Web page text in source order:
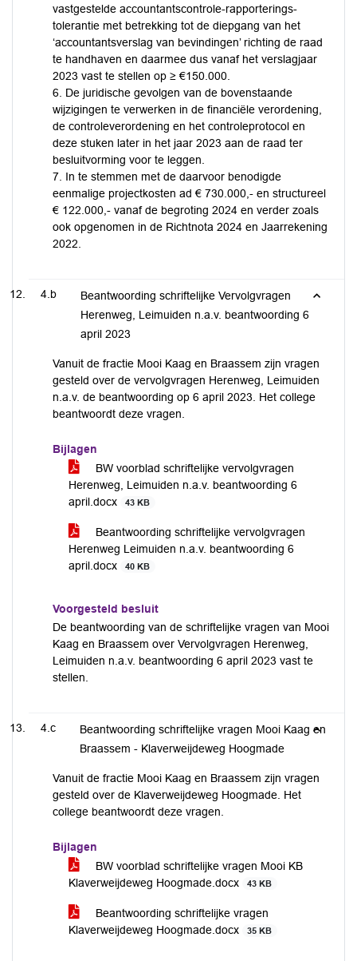
vastgestelde accountantscontrole-rapporterings­
tolerantie met betrekking tot de diepgang van het
‘accountantsverslag van bevindingen’ richting de raad
te handhaven en daarmee dus vanaf het verslagjaar
2023 vast te stellen op ≥ €150.000.
6. De juridische gevolgen van de bovenstaande
wijzigingen te verwerken in de financiële verordening,
de controleverordening en het controleprotocol en
deze stuken later in het jaar 2023 aan de raad ter
besluitvorming voor te leggen.
7. In te stemmen met de daarvoor benodigde
eenmalige projectkosten ad € 730.000,- en structureel
€ 122.000,- vanaf de begroting 2024 en verder zoals
ook opgenomen in de Richtnota 2024 en Jaarrekening
2022.
4.b
Beantwoording schriftelijke Vervolgvragen
Herenweg, Leimuiden n.a.v. beantwoording 6
april 2023
Vanuit de fractie Mooi Kaag en Braassem zijn vragen
gesteld over de vervolgvragen Herenweg, Leimuiden
n.a.v. de beantwoording op 6 april 2023. Het college
beantwoordt deze vragen.
Bijlagen
BW voorblad schriftelijke vervolgvragen
Herenweg, Leimuiden n.a.v. beantwoording 6
april.docx
43 KB
Beantwoording schriftelijke vervolgvragen
Herenweg Leimuiden n.a.v. beantwoording 6
april.docx
40 KB
Voorgesteld besluit
De beantwoording van de schriftelijke vragen van Mooi
Kaag en Braassem over Vervolgvragen Herenweg,
Leimuiden n.a.v. beantwoording 6 april 2023 vast te
stellen.
4.c
Beantwoording schriftelijke vragen Mooi Kaag en
Braassem - Klaverweijdeweg Hoogmade
Vanuit de fractie Mooi Kaag en Braassem zijn vragen
gesteld over de Klaverweijdeweg Hoogmade. Het
college beantwoordt deze vragen.
Bijlagen
BW voorblad schriftelijke vragen Mooi KB
Klaverweijdeweg Hoogmade.docx
43 KB
Beantwoording schriftelijke vragen
Klaverweijdeweg Hoogmade.docx
35 KB